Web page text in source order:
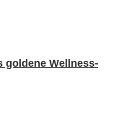
goldene Wellness-